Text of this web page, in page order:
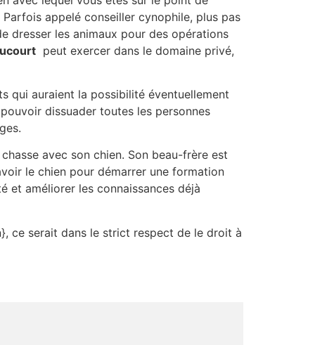
appelé conseiller cynophile, plus pas
dresser les animaux pour des opérations
peut exercer dans le domaine privé,
qui auraient la possibilité éventuellement
dissuader toutes les personnes
avec son chien. Son beau-frère est
le chien pour démarrer une formation
et améliorer les connaissances déjà
ce serait dans le strict respect de le droit à